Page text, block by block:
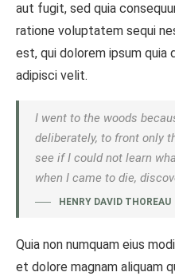
aut fugit, sed quia
ratione voluptatem sequi
est, qui dolorem ipsum
adipisci velit.
I went to the woods
deliberately, to front only
see if I could not learn
when I came to die,
HENRY DAVID THOREAU
Quia non numquam eius
et dolore magnam aliquam